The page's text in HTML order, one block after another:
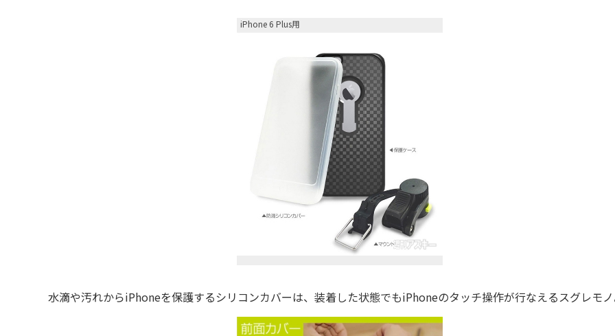
iPhone 6 Plus用
水滴や汚れからiPhoneを保護するシリコンカバーは、装着した状態でもiPhoneのタッチ操作が行なえるスグレモノ